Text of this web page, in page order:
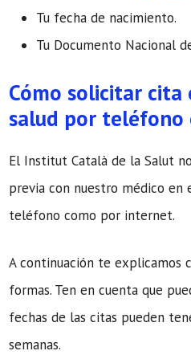
Tu fecha de nacimiento.
Tu Documento Nacional
Cómo solicitar
salud por
El Institut Català de la Salut
previa con nuestro médico en
teléfono como por internet.
A continuación te explicamos
formas. Ten en cuenta que
fechas de las citas pueden
semanas.